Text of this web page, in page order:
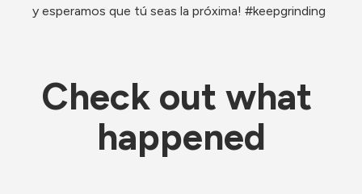
y esperamos que tú seas la próxima! #keepgrinding
Check out what
happened